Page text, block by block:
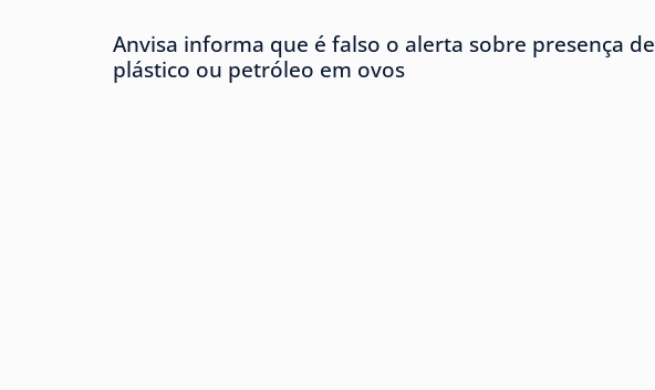
Anvisa informa que é falso o alerta sobre presença de
plástico ou petróleo em ovos